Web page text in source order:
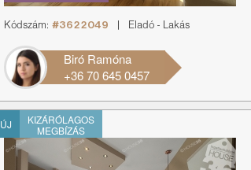
Kódszám: #3622049 Eladó - Lakás
Biró Ramóna
+36 70 645 0457
ÚJ
KIZÁRÓLAGOS
MEGBÍZÁS